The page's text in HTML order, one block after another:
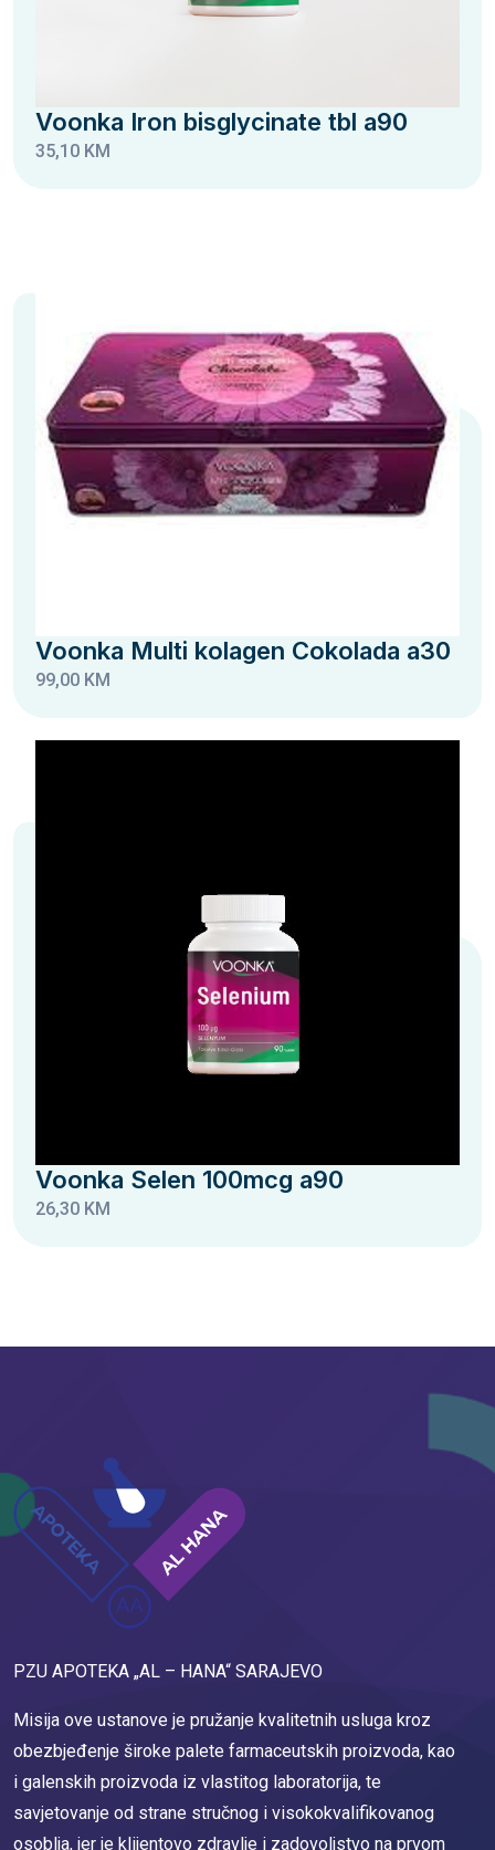
Voonka Iron bisglycinate tbl a90
35,10 KM
Voonka Multi kolagen Cokolada a30
99,00 KM
Voonka Selen 100mcg a90
26,30 KM
PZU APOTEKA „AL – HANA“ SARAJEVO
Misija ove ustanove je pružanje kvalitetnih usluga kroz
obezbjeđenje široke palete farmaceutskih proizvoda, kao
i galenskih proizvoda iz vlastitog laboratorija, te
savjetovanje od strane stručnog i visokokvalifikovanog
osoblja, jer je klijentovo zdravlje i zadovoljstvo na prvom